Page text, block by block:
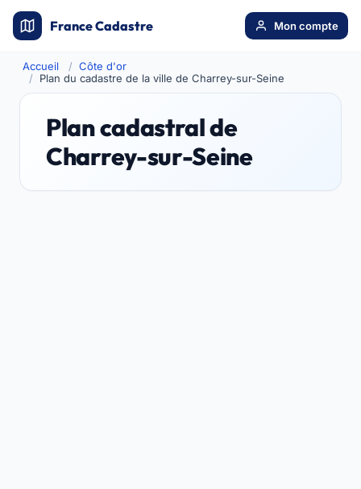
France Cadastre Mon compte
Accueil
Côte d'or
Plan du cadastre de la ville de Charrey-sur-Seine
Plan cadastral de
Charrey-sur-Seine